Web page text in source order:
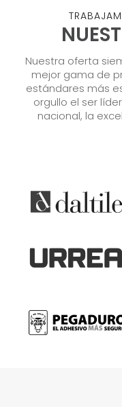
Nuestra oferta
mejor gama de
estándares más
orgullo el ser
nacional, la